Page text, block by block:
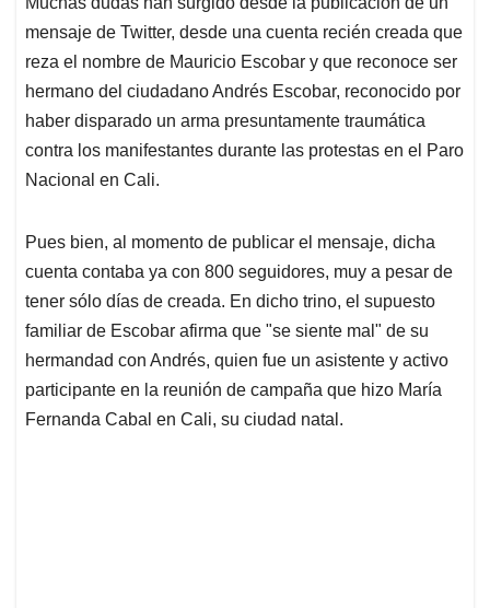
s
A
p
p
b
o
o
k
e
d
I
n
l
a
d
s
mensaje de Twitter, desde una cuenta recién creada que
reza el nombre de Mauricio Escobar y que reconoce ser
hermano del ciudadano Andrés Escobar, reconocido por
haber disparado un arma presuntamente traumática
contra los manifestantes durante las protestas en el Paro
Nacional en Cali.
Pues bien, al momento de publicar el mensaje, dicha
cuenta contaba ya con 800 seguidores, muy a pesar de
tener sólo días de creada. En dicho trino, el supuesto
familiar de Escobar afirma que "se siente mal" de su
hermandad con Andrés, quien fue un asistente y activo
participante en la reunión de campaña que hizo María
Fernanda Cabal en Cali, su ciudad natal.